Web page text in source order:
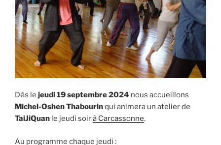
Dès le jeudi19 septembre 2024 nous accueillons
Michel-Oshen Thabourinqui animera un atelier de
TaiJiQuan le jeudi soirà Carcassonne.
Au programme chaque jeudi :